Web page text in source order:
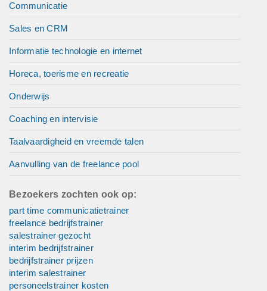
Communicatie
Sales en CRM
Informatie technologie en internet
Horeca, toerisme en recreatie
Onderwijs
Coaching en intervisie
Taalvaardigheid en vreemde talen
Aanvulling van de freelance pool
Bezoekers zochten ook op:
part time communicatietrainer
freelance bedrijfstrainer
salestrainer gezocht
interim bedrijfstrainer
bedrijfstrainer prijzen
interim salestrainer
personeelstrainer kosten